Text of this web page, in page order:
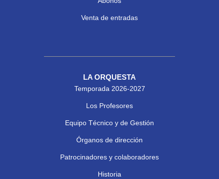
Venta de entradas
LA ORQUESTA
Temporada 2026-2027
Los Profesores
Equipo Técnico y de Gestión
Órganos de dirección
Patrocinadores y colaboradores
Historia